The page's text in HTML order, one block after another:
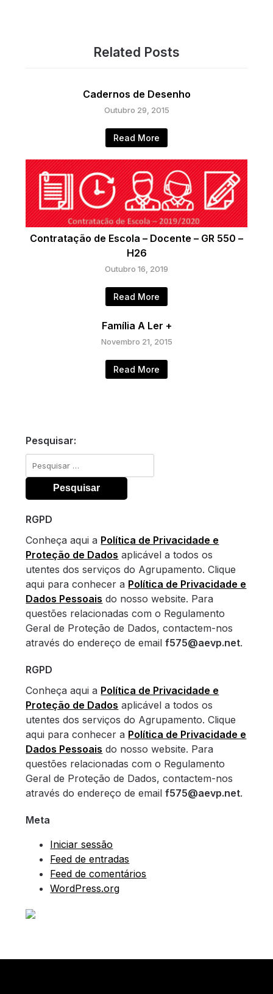
Related Posts
Cadernos de Desenho
Outubro 29, 2015
Read More
Contratação de Escola – Docente – GR 550 –
H26
Outubro 16, 2019
Read More
Família A Ler +
Novembro 21, 2015
Read More
Pesquisar:
Pesquisar
por:
RGPD
Conheça aqui a Política de Privacidade e
Proteção de Dados aplicável a todos os
utentes dos serviços do Agrupamento. Clique
aqui para conhecer a Política de Privacidade e
Dados Pessoais do nosso website. Para
questões relacionadas com o Regulamento
Geral de Proteção de Dados, contactem-nos
através do endereço de emailf575@aevp.net.
RGPD
Conheça aqui a Política de Privacidade e
Proteção de Dados aplicável a todos os
utentes dos serviços do Agrupamento. Clique
aqui para conhecer a Política de Privacidade e
Dados Pessoais do nosso website. Para
questões relacionadas com o Regulamento
Geral de Proteção de Dados, contactem-nos
através do endereço de emailf575@aevp.net.
Meta
Iniciar sessão
Feed de entradas
Feed de comentários
WordPress.org